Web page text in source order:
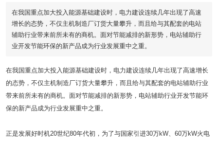
在我国重点加大投入能源基础建设时，电力建设连续几年出现了高速
增长的态势，不仅主机制造厂订货大量攀升，而且给与其配套的电站
辅助行业带来前所未有的商机。面对节能减排的新形势，电站辅助行
业开发节能环保的新产品成为行业发展重中之重。
在我国重点加大投入能源基础建设时，电力建设连续几年出现了高速增长
的态势，不仅主机制造厂订货大量攀升，而且给与其配套的电站辅助行业
带来前所未有的商机。面对节能减排的新形势，电站辅助行业开发节能环
保的新产品成为行业发展重中之重。
正是发展好时机20世纪80年代初，为了与国家引进30万kW、60万kW火电